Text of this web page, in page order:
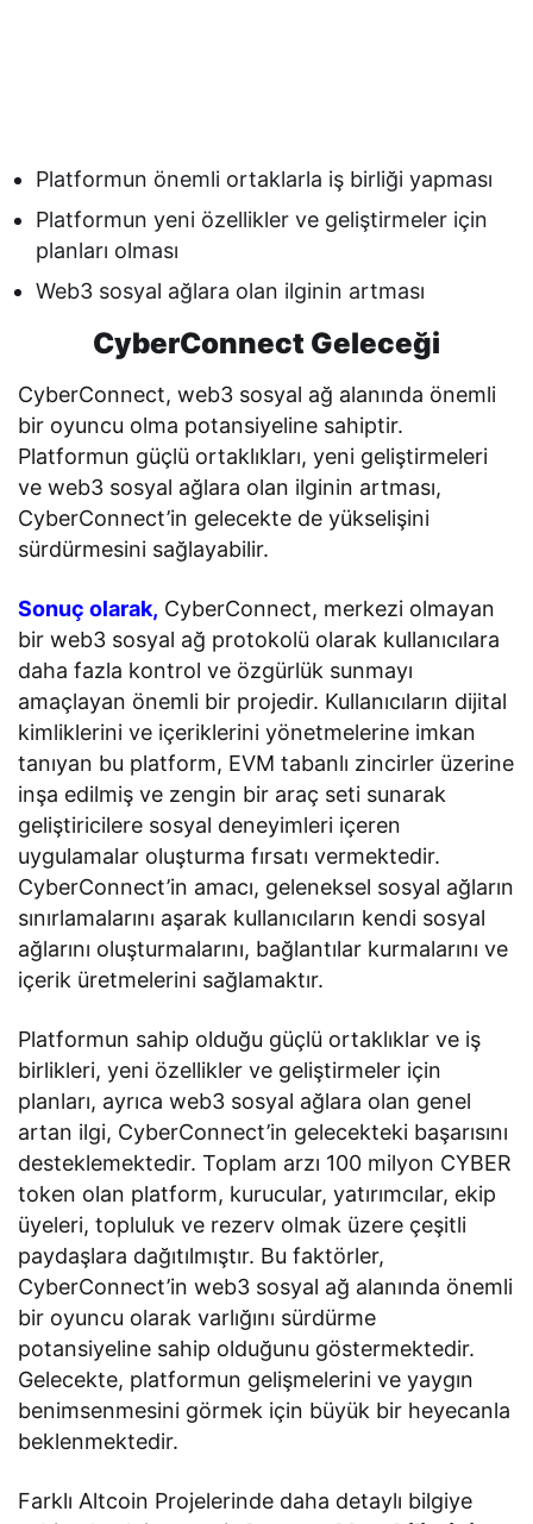
Platformun önemli ortaklarla iş birliği yapması
Platformun yeni özellikler ve geliştirmeler için
planları olması
Web3 sosyal ağlara olan ilginin artması
CyberConnect Geleceği
CyberConnect, web3 sosyal ağ alanında önemli
bir oyuncu olma potansiyeline sahiptir.
Platformun güçlü ortaklıkları, yeni geliştirmeleri
ve web3 sosyal ağlara olan ilginin artması,
CyberConnect’in gelecekte de yükselişini
sürdürmesini sağlayabilir.
Sonuç olarak, CyberConnect, merkezi olmayan
bir web3 sosyal ağ protokolü olarak kullanıcılara
daha fazla kontrol ve özgürlük sunmayı
amaçlayan önemli bir projedir. Kullanıcıların dijital
kimliklerini ve içeriklerini yönetmelerine imkan
tanıyan bu platform, EVM tabanlı zincirler üzerine
inşa edilmiş ve zengin bir araç seti sunarak
geliştiricilere sosyal deneyimleri içeren
uygulamalar oluşturma fırsatı vermektedir.
CyberConnect’in amacı, geleneksel sosyal ağların
sınırlamalarını aşarak kullanıcıların kendi sosyal
ağlarını oluşturmalarını, bağlantılar kurmalarını ve
içerik üretmelerini sağlamaktır.
Platformun sahip olduğu güçlü ortaklıklar ve iş
birlikleri, yeni özellikler ve geliştirmeler için
planları, ayrıca web3 sosyal ağlara olan genel
artan ilgi, CyberConnect’in gelecekteki başarısını
desteklemektedir. Toplam arzı 100 milyon CYBER
token olan platform, kurucular, yatırımcılar, ekip
üyeleri, topluluk ve rezerv olmak üzere çeşitli
paydaşlara dağıtılmıştır. Bu faktörler,
CyberConnect’in web3 sosyal ağ alanında önemli
bir oyuncu olarak varlığını sürdürme
potansiyeline sahip olduğunu göstermektedir.
Gelecekte, platformun gelişmelerini ve yaygın
benimsenmesini görmek için büyük bir heyecanla
beklenmektedir.
Farklı Altcoin Projelerinde daha detaylı bilgiye